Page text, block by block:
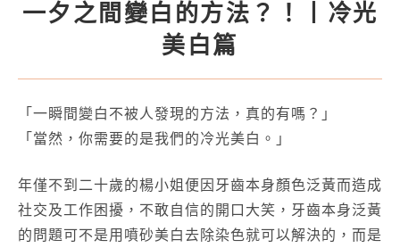
一夕之間變白的方法？！丨冷光
美白篇
「一瞬間變白不被人發現的方法，真的有嗎？」
「當然，你需要的是我們的冷光美白。」
年僅不到二十歲的楊小姐便因牙齒本身顏色泛黃而造成
社交及工作困擾，不敢自信的開口大笑，牙齒本身泛黃
的問題可不是用噴砂美白去除染色就可以解決的，而是